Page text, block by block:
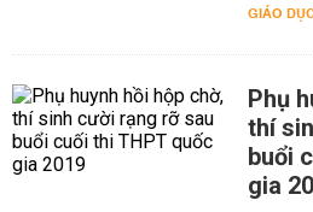
GIÁO
Phụ
thí
buổi
gia